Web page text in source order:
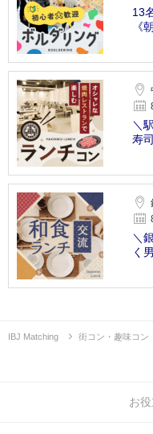
13
《
＼
寿
＼
く
IBJ Matching 街コン・趣味コン
お